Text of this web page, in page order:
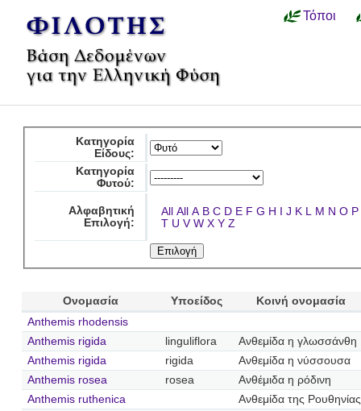
Τόποι
Κατηγορία
Είδους:
Κατηγορία
Φυτού:
Αλφαβητική
Επιλογή:
All All A B C D E F G H I J K L M N O P
T U V W X Y Z
Ονομασία Υποείδος
Κοινή ονομασία
Anthemis rhodensis
Anthemis rigida
linguliflora
Ανθεμίδα η γλωσσάνθη
Anthemis rigida
rigida
Ανθεμίδα η νύσσουσα
Anthemis rosea
rosea
Ανθέμιδα η ρόδινη
Anthemis ruthenica
Ανθεμίδα της Ρουθηνίας